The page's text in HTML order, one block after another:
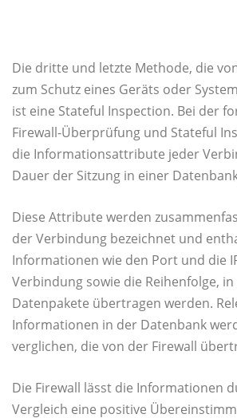
Die dritte und letzte Methode, die
zum Schutz eines Geräts oder
ist eine Stateful Inspection. Bei der
Firewall-Überprüfung und Stateful
die Informationsattribute jeder
Dauer der Sitzung in einer
Diese Attribute werden
der Verbindung bezeichnet und
Informationen wie den Port und die
Verbindung sowie die Reihenfolge,
Datenpakete übertragen werden.
Informationen in der Datenbank
verglichen, die von der Firewall
Die Firewall lässt die Informationen
Vergleich eine positive